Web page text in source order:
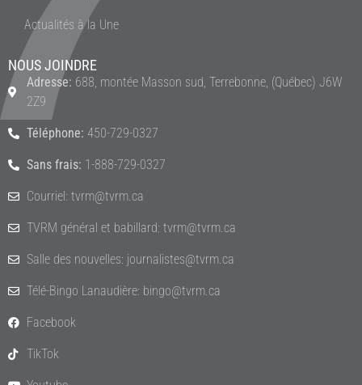
Actualités à la Une
NOUS JOINDRE
Adresse: 688, montée Masson sud, Terrebonne, (Québec) J6W
2Z9
Téléphone: 450-729-0327
Sans frais: 1-888-729-0327
Courriel: tvrm@tvrm.ca
TVRM général et babillard: tvrm@tvrm.ca
Salle des nouvelles: journalistes@tvrm.ca
Télé-Bingo Lanaudière: bingo@tvrm.ca
Facebook
TikTok